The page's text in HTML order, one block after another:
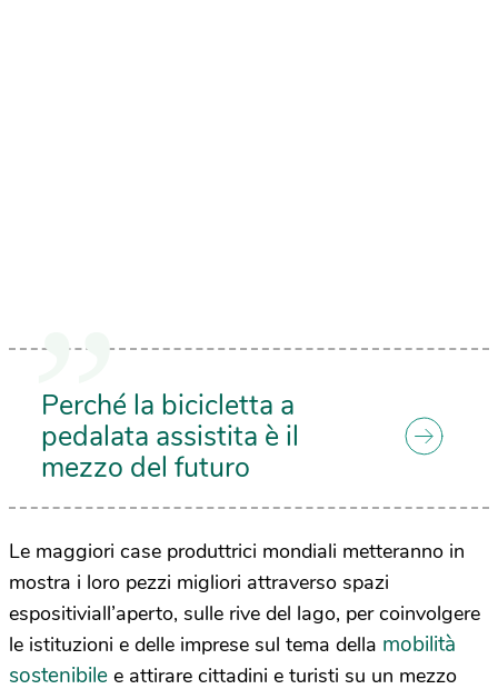
Perché la bicicletta a
pedalata assistita è il
mezzo del futuro
Le maggiori case produttrici mondiali metteranno in
mostra i loro pezzi migliori attraverso spazi
espositiviall’aperto, sulle rive del lago, per coinvolgere
le istituzioni e delle imprese sul tema della mobilità
sostenibile e attirare cittadini e turisti su un mezzo